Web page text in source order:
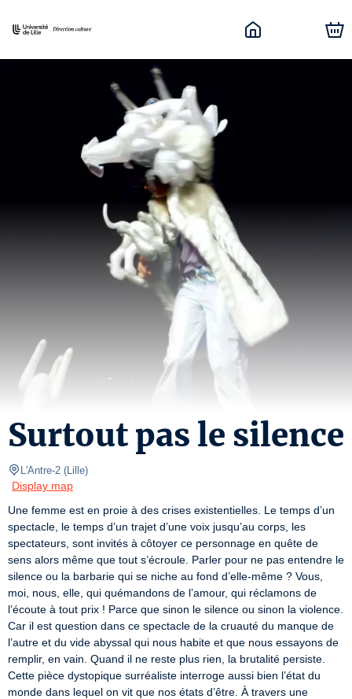
Surtout pas le silence
L'Antre-2 (Lille)
Display map
Une femme est en proie à des crises existentielles. Le temps d’un
spectacle, le temps d’un trajet d’une voix jusqu’au corps, les
spectateurs, sont invités à côtoyer ce personnage en quête de
sens alors même que tout s’écroule. Parler pour ne pas entendre le
silence ou la barbarie qui se niche au fond d’elle-même ? Vous,
moi, nous, elle, qui quémandons de l’amour, qui réclamons de
l’écoute à tout prix ! Parce que sinon le silence ou sinon la violence.
Car il est question dans ce spectacle de la cruauté du manque de
l’autre et du vide abyssal qui nous habite et que nous essayons de
remplir, en vain. Quand il ne reste plus rien, la brutalité persiste.
Cette pièce dystopique surréaliste interroge aussi bien l’état du
monde dans lequel on vit que nos états d’être. À travers une